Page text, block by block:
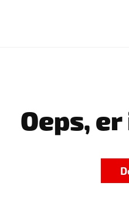
Oeps,